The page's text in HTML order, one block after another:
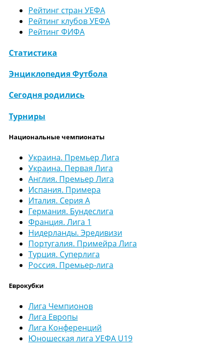
Рейтинг стран УЕФА
Рейтинг клубов УЕФА
Рейтинг ФИФА
Статистика
Энциклопедия Футбола
Сегодня родились
Турниры
Национальные чемпионаты
Украина. Премьер Лига
Украина. Первая Лига
Англия. Премьер Лига
Испания. Примера
Италия. Серия А
Германия. Бундеслига
Франция. Лига 1
Нидерланды. Эредивизи
Португалия. Примейра Лига
Турция. Суперлига
Россия. Премьер-лига
Еврокубки
Лига Чемпионов
Лига Европы
Лига Конференций
Юношеская лига УЕФА U19